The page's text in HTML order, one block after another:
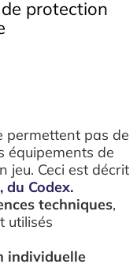
protection
permettent pas de
équipements de
jeu. Ceci est décrit
du Codex.
techniques,
utilisés
individuelle